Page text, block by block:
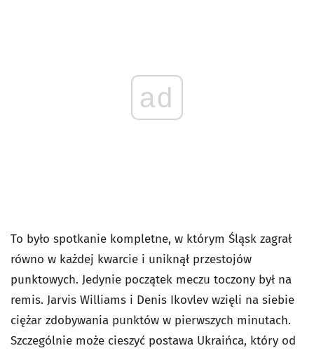
ad
To było spotkanie kompletne, w którym Śląsk zagrał
równo w każdej kwarcie i uniknął przestojów
punktowych. Jedynie początek meczu toczony był na
remis. Jarvis Williams i Denis Ikovlev wzięli na siebie
ciężar zdobywania punktów w pierwszych minutach.
Szczególnie może cieszyć postawa Ukraińca, który od